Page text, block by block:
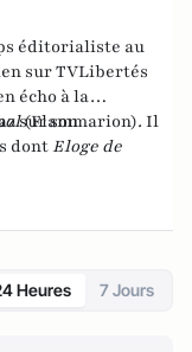
éditorialiste au
sur TVLibertés
écho à la
(Flammarion). Il
dont Eloge de
de signer le
de plusieurs
sur son
Heures 7 Jours